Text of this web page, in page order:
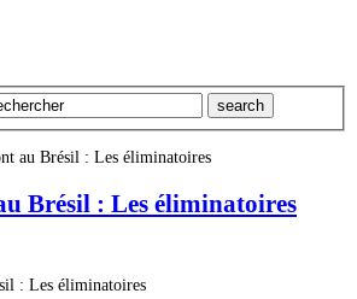
au Brésil : Les éliminatoires
Brésil : Les éliminatoires